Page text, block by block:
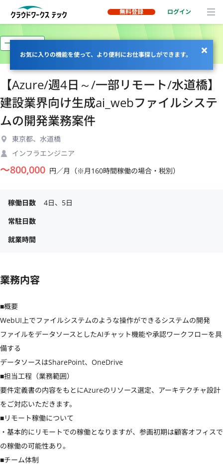
無料登録 ログイン
お気に入りの機能を使って、より便利にお仕事探しができます。
一部リモート
【Azure/週4日～/一部リモート/水道橋】
建設業界向け生成ai_webファイルシステ
ムの開発業務案件
東京都、水道橋
インフラエンジニア
〜800,000 円／月（※月160時間稼働の場合・税別）
稼働日数
4日、5日
常駐日数
就業時間
業務内容
■概要
WebUI上でファイルシステムのような操作ができるシステムの開発
ファイルをデータソースとしたAIチャット機能や承認ワークフローを具
備する
データソースはSharePoint、OneDrive
■担当工程（業務範囲）
要件定義書の内容をもとにAzureのリソース選定、アーキテクチャ設計
をご対応いただきます。
■リモート稼働について
・基本的にリモートでの稼働となりますが、参画初期は顧客オフィスで
の稼働の可能性あり。
■チーム体制